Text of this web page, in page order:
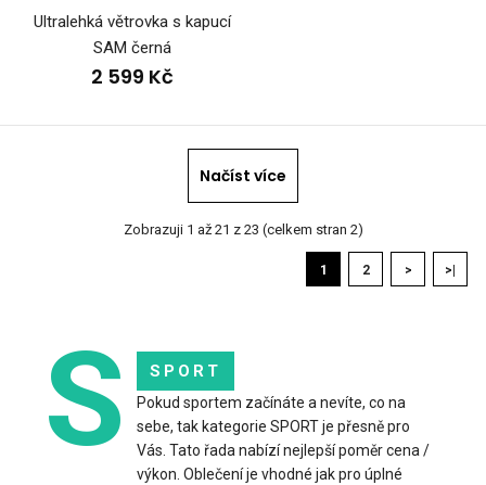
Dámská bunda s kapucí WINTERMAN 2.0
Dámská sportovní bunda WINTERMANDámská bunda
WINTERMAN je navržená pro sportovní aktivity i běžný po..
Ultralehká větrovka s kapucí
SAM černá
2 599 Kč
Načíst více
Zobrazuji 1 až 21 z 23 (celkem stran 2)
1 2 > >|
S SPORT
Pokud sportem začínáte a nevíte, co na
sebe, tak kategorie SPORT je přesně pro
Vás. Tato řada nabízí nejlepší poměr cena /
výkon. Oblečení je vhodné jak pro úplné